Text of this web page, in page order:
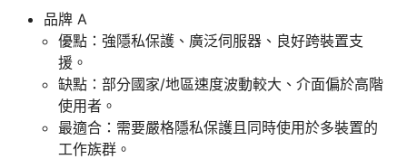
品牌 A
優點：強隱私保護、廣泛伺服器、良好跨裝置支
援。
缺點：部分國家/地區速度波動較大、介面偏於高階
使用者。
最適合：需要嚴格隱私保護且同時使用於多裝置的
工作族群。